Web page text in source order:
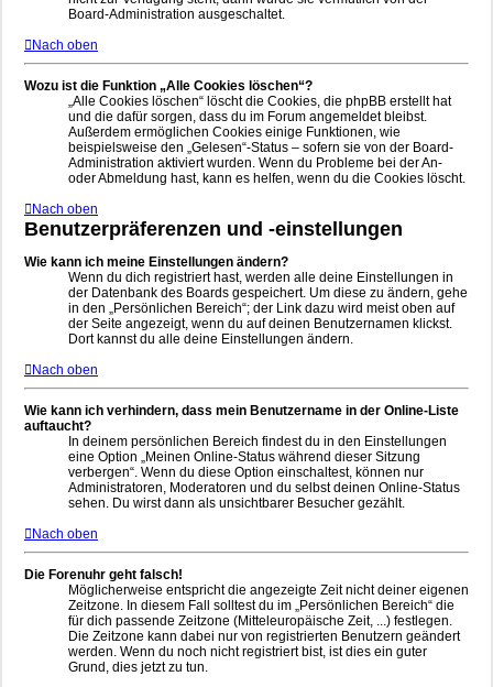
Board-Administration ausgeschaltet.
Nach oben
Wozu ist die Funktion „Alle Cookies löschen“?
„Alle Cookies löschen“ löscht die Cookies, die phpBB erstellt hat
und die dafür sorgen, dass du im Forum angemeldet bleibst.
Außerdem ermöglichen Cookies einige Funktionen, wie
beispielsweise den „Gelesen“-Status – sofern sie von der Board-
Administration aktiviert wurden. Wenn du Probleme bei der An-
oder Abmeldung hast, kann es helfen, wenn du die Cookies löscht.
Nach oben
Benutzerpräferenzen und -einstellungen
Wie kann ich meine Einstellungen ändern?
Wenn du dich registriert hast, werden alle deine Einstellungen in
der Datenbank des Boards gespeichert. Um diese zu ändern, gehe
in den „Persönlichen Bereich“; der Link dazu wird meist oben auf
der Seite angezeigt, wenn du auf deinen Benutzernamen klickst.
Dort kannst du alle deine Einstellungen ändern.
Nach oben
Wie kann ich verhindern, dass mein Benutzername in der Online-Liste
auftaucht?
In deinem persönlichen Bereich findest du in den Einstellungen
eine Option „Meinen Online-Status während dieser Sitzung
verbergen“. Wenn du diese Option einschaltest, können nur
Administratoren, Moderatoren und du selbst deinen Online-Status
sehen. Du wirst dann als unsichtbarer Besucher gezählt.
Nach oben
Die Forenuhr geht falsch!
Möglicherweise entspricht die angezeigte Zeit nicht deiner eigenen
Zeitzone. In diesem Fall solltest du im „Persönlichen Bereich“ die
für dich passende Zeitzone (Mitteleuropäische Zeit, ...) festlegen.
Die Zeitzone kann dabei nur von registrierten Benutzern geändert
werden. Wenn du noch nicht registriert bist, ist dies ein guter
Grund, dies jetzt zu tun.